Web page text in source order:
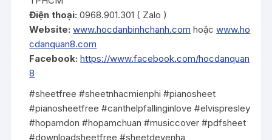
Điện thoại: 0968.901.301 ( Zalo )
Website: www.hocdanbinhchanh.com hoặcwww.ho
cdanquan8.com
Facebook: https://www.facebook.com/hocdanquan
8
#sheetfree #sheetnhacmienphi #pianosheet
#pianosheetfree #canthelpfallinginlove #elvispresley
#hopamdon #hopamchuan #musiccover #pdfsheet
#downloadsheetfree #sheetdevenha